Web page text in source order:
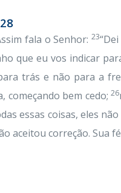
fala o Senhor: 23
que eu vos indicar
trás e não para a
começando bem cedo;26
essas coisas, eles
aceitou correção. Sua